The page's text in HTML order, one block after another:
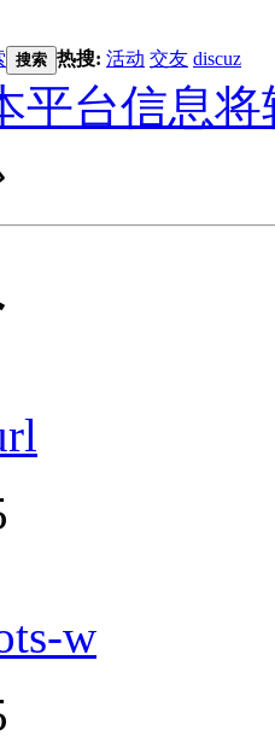
搜索 热搜: 活动 交友 discuz
平台信息
w